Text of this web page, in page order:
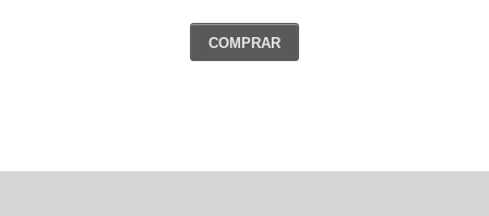
COMPRAR